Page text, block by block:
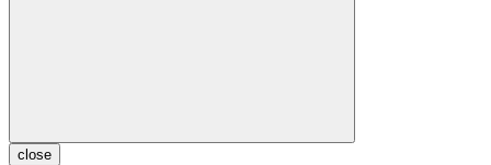
close